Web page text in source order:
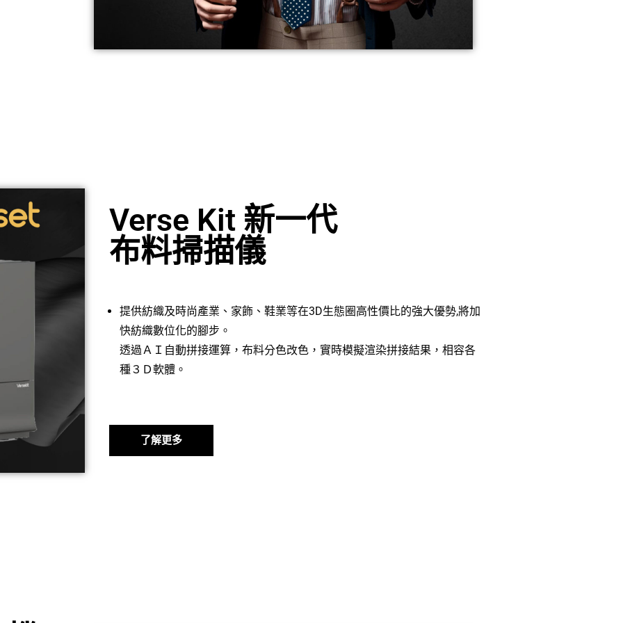
Verse Kit 新一代
布料掃描儀
提供紡織及時尚產業 、 家飾 、 鞋業等在3D生態圈高性價比的強大優勢,將加
快紡織數位化的腳步。
透過ＡＩ自動拼接運算，布料分色改色，實時模擬渲染拼接結果，相容各
種３Ｄ軟體。
了解更多